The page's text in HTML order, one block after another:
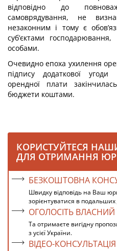
відповідно до
самоврядування, не
незаконним і тому є
суб’єктами
особами.
Очевидно епоха ухилення
підпису додаткової
орендної плати
бюджети коштами.
КОРИСТУЙТЕСЯ
ДЛЯ ОТРИМАННЯ
БЕЗКОШТОВНА
Швидку відповідь на Ваш
зорієнтуватися в подальших
ОГОЛОСІТЬ ВЛАСНИЙ
Та отримаєте вигідну
з усієї України.
ВІДЕО-КОНСУЛЬТАЦІЯ